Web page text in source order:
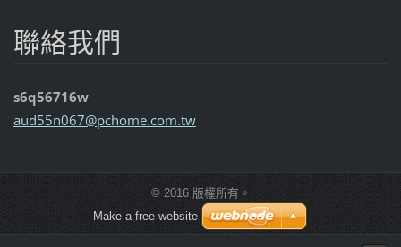
聯絡我們
s6q56716w
aud55n067@pchome.com.tw
© 2016 版權所有。
Make a free website